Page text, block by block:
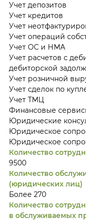
Учет депозитов
Учет кредитов
Учет
Учет операций
Учет ОС и НМА
Учет расчетов с
дебиторской
Учет розничной
Учет сделок по
Учет ТМЦ
Финансовые
Юридические
Юридическое
Юридическое
Количество
9500
Количество
(юридических лиц)
Более 270
Количество
в обслуживаемых